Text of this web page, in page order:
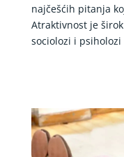
najčešćih pitanja
Atraktivnost je
sociolozi i psiholozi